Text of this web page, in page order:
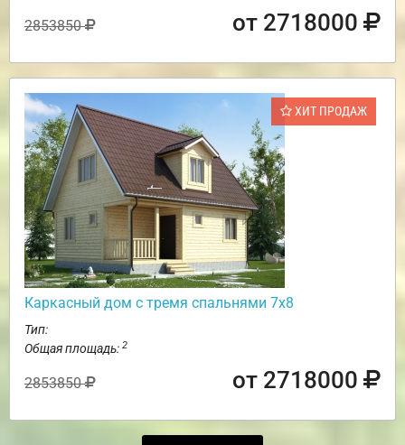
2853850 от 2718000
ХИТ ПРОДАЖ
Каркасный дом с тремя спальнями 7х8
Тип:
Общая площадь: 2
2853850 от 2718000